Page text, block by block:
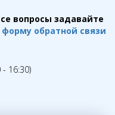
вопросы задавайте
форму обратной связи
16:30)